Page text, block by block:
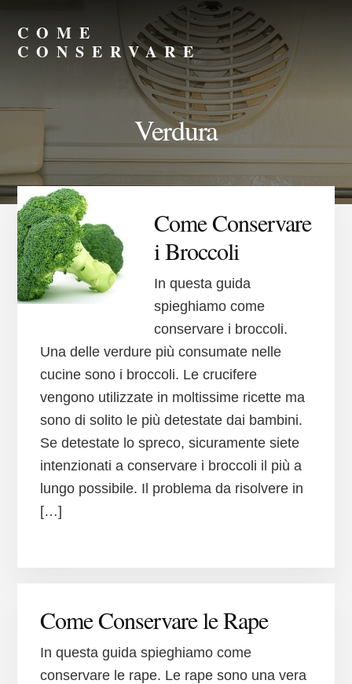
primary
sidebar
contentCOME
CONSERVARE
Come
Conservare
Verdura
Come Conservare
i Broccoli
In questa guida
spieghiamo come
conservare i broccoli.
Una delle verdure più consumate nelle
cucine sono i broccoli. Le crucifere
vengono utilizzate in moltissime ricette ma
sono di solito le più detestate dai bambini.
Se detestate lo spreco, sicuramente siete
intenzionati a conservare i broccoli il più a
lungo possibile. Il problema da risolvere in
[…]
Come Conservare le Rape
In questa guida spieghiamo come
conservare le rape. Le rape sono una vera